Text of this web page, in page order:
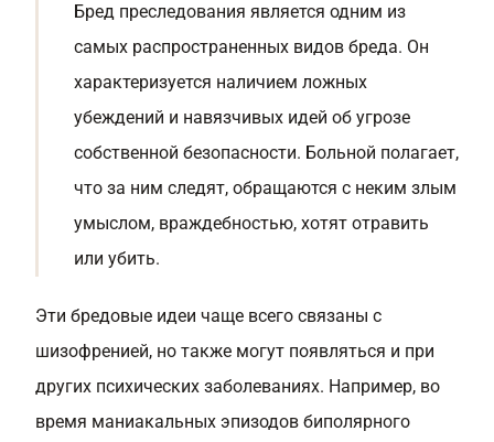
Бред преследования является одним из
самых распространенных видов бреда. Он
характеризуется наличием ложных
убеждений и навязчивых идей об угрозе
собственной безопасности. Больной полагает,
что за ним следят, обращаются с неким злым
умыслом, враждебностью, хотят отравить
или убить.
Эти бредовые идеи чаще всего связаны с
шизофренией, но также могут появляться и при
других психических заболеваниях. Например, во
время маниакальных эпизодов биполярного